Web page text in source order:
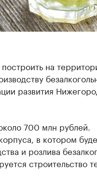
на
развития
700 млн рублей.
в котором
и розлива
строительство